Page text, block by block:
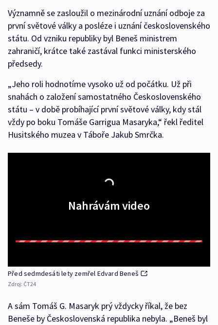
Významně se zasloužil o mezinárodní uznání odboje za
první světové války a posléze i uznání československého
státu. Od vzniku republiky byl Beneš ministrem
zahraničí, krátce také zastával funkci ministerského
předsedy.
„Jeho roli hodnotíme vysoko už od počátku. Už při
snahách o založení samostatného Československého
státu – v době probíhající první světové války, kdy stál
vždy po boku Tomáše Garrigua Masaryka,“ řekl ředitel
Husitského muzea v Táboře Jakub Smrčka.
Nahrávám video
Před sedmdesáti lety zemřel Edvard Beneš
Zdroj: ČT24
A sám Tomáš G. Masaryk prý vždycky říkal, že bez
Beneše by Československá republika nebyla. „Beneš byl